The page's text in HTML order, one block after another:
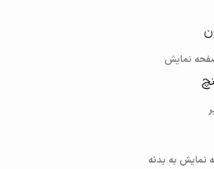
صفحه نمایش
به بدنه